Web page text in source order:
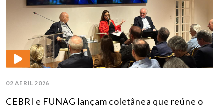
02 ABRIL 2026
CEBRI e FUNAG lançam coletânea que reúne o